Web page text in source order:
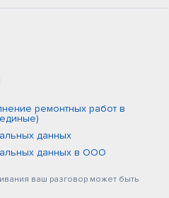
ремонтных работ в
данных
данных в ООО
ваш разговор может быть